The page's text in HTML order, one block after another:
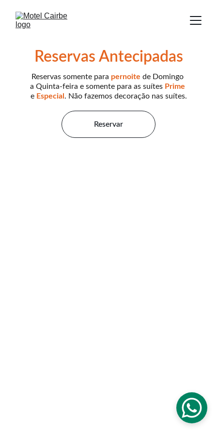
Reservas Antecipadas
Reservar
Reservas somente para pernoite de Domingo
a Quinta-feira e somente para as suítes Prime
e Especial . Não fazemos decoração nas suítes.